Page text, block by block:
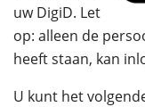
uw DigiD. Let
op: alleen de
heeft staan, kan
U kunt het